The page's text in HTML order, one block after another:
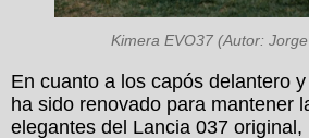
Kimera EVO37 (Autor:
En cuanto a los capós delantero
ha sido renovado para mantener
elegantes del Lancia 037